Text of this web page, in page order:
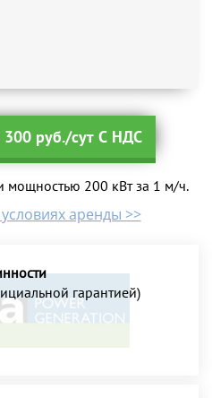
300 руб./сут С НДС
мощностью 200 кВт за 1 м/ч.
аренды >>
гарантией)